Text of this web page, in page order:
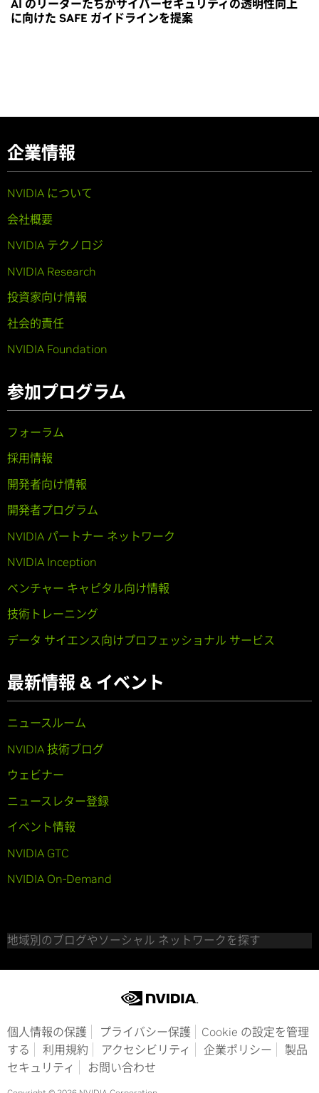
AI のリーダーたちがサイバーセキュリティの透明性向上
に向けた SAFE ガイドラインを提案
企業情報
NVIDIA について
会社概要
NVIDIA テクノロジ
NVIDIA Research
投資家向け情報
社会的責任
NVIDIA Foundation
参加プログラム
フォーラム
採用情報
開発者向け情報
開発者プログラム
NVIDIA パートナー ネットワーク
NVIDIA Inception
ベンチャー キャピタル向け情報
技術トレーニング
データ サイエンス向けプロフェッショナル サービス
最新情報 & イベント
ニュースルーム
NVIDIA 技術ブログ
ウェビナー
ニュースレター登録
イベント情報
NVIDIA GTC
NVIDIA On-Demand
地域別のブログやソーシャル ネットワークを探す
個人情報の保護 プライバシー保護
Cookie の設定を管理
する
利用規約 アクセシビリティ 企業ポリシー
製品
セキュリティ
お問い合わせ